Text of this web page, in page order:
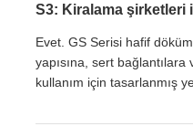
S3: Kiralama şirketleri
Evet. GS Serisi hafif
yapısına, sert
kullanım için tasarlanmış